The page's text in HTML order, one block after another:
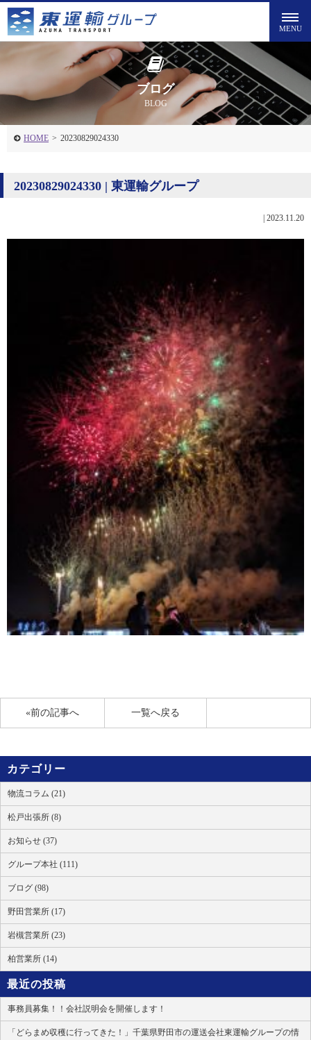
ブログ
BLOG
HOME > 20230829024330
20230829024330 | 東運輸グループ
2023.11.20
«前の記事へ 一覧へ戻る
カテゴリー
物流コラム (21)
松戸出張所 (8)
お知らせ (37)
グループ本社 (111)
ブログ (98)
野田営業所 (17)
岩槻営業所 (23)
柏営業所 (14)
最近の投稿
事務員募集！！会社説明会を開催します！
「どらまめ収穫に行ってきた！」千葉県野田市の運送会社東運輸グループの情